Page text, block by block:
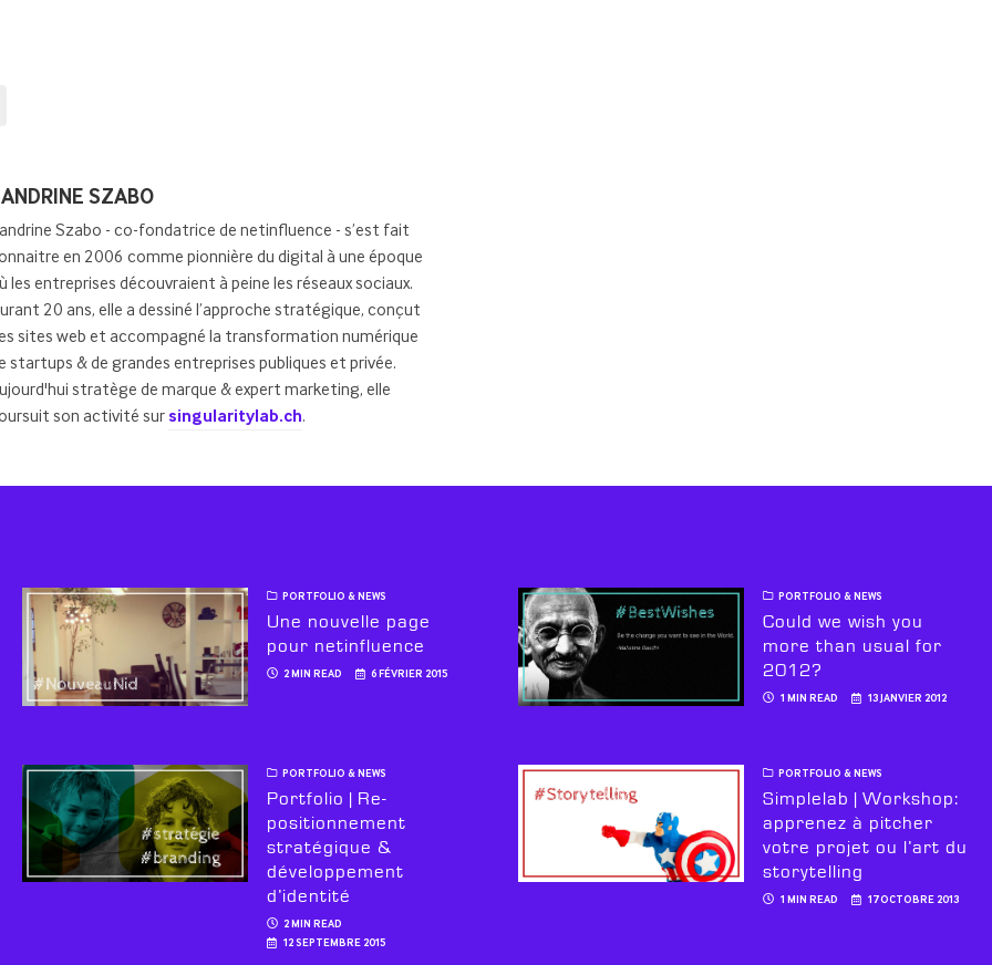
SZABO
Szabo - co-fondatrice de netinfluence - s’est fait
en 2006 comme pionnière du digital à une époque
les entreprises découvraient à peine les réseaux sociaux.
20 ans, elle a dessiné l’approche stratégique, conçut
sites web et accompagné la transformation numérique
startups & de grandes entreprises publiques et privée.
stratège de marque & expert marketing, elle
son activité sursingularitylab.ch.
PORTFOLIO & NEWS
Une nouvelle page
pour netinfluence
2 MIN READ 6 FÉVRIER 2015
PORTFOLIO & NEWS
Could we wish you
more than usual for
2012?
1 MIN READ 13 JANVIER 2012
PORTFOLIO & NEWS
Portfolio | Re-
positionnement
stratégique &
développement
d’identité
2 MIN READ
12 SEPTEMBRE 2015
PORTFOLIO & NEWS
Simplelab | Workshop:
apprenez à pitcher
votre projet ou l’art du
storytelling
1 MIN READ 17 OCTOBRE 2013